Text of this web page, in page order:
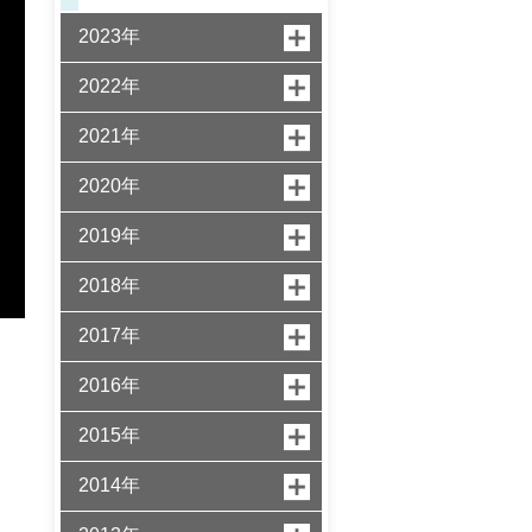
2023年
2022年
2021年
2020年
2019年
2018年
2017年
2016年
2015年
2014年